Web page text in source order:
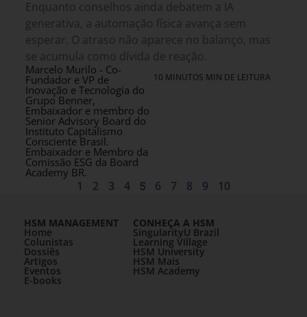
Enquanto conselhos ainda debatem a IA
generativa, a automação física avança sem
esperar. O atraso não aparece no balanço, mas
se acumula como dívida de reação.
Marcelo Murilo - Co-
Fundador e VP de
Inovação e Tecnologia do
Grupo Benner,
Embaixador e membro do
Senior Advisory Board do
Instituto Capitalismo
Consciente Brasil.
Embaixador e Membro da
Comissão ESG da Board
Academy BR.
10 MINUTOS MIN DE LEITURA
1 2 3 4 5 6 7 8 9 10
HSM MANAGEMENT
Home
Colunistas
Dossiês
Artigos
Eventos
E-books
CONHEÇA A HSM
SingularityU Brazil
Learning Village
HSM University
HSM Mais
HSM Academy